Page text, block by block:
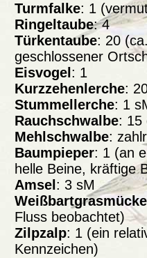
Turmfalke: 1
Ringeltaube: 4
Türkentaube: 20
geschlossener
Eisvogel : 1
Kurzzehenlerche:
Stummellerche: 1
Rauchschwalbe: 15
Mehlschwalbe:
Baumpieper: 1 (an
helle Beine, kräftige
Amsel : 3 sM
Weißbartgrasmücke
Fluss beobachtet)
Zilpzalp: 1 (ein
Kennzeichen)